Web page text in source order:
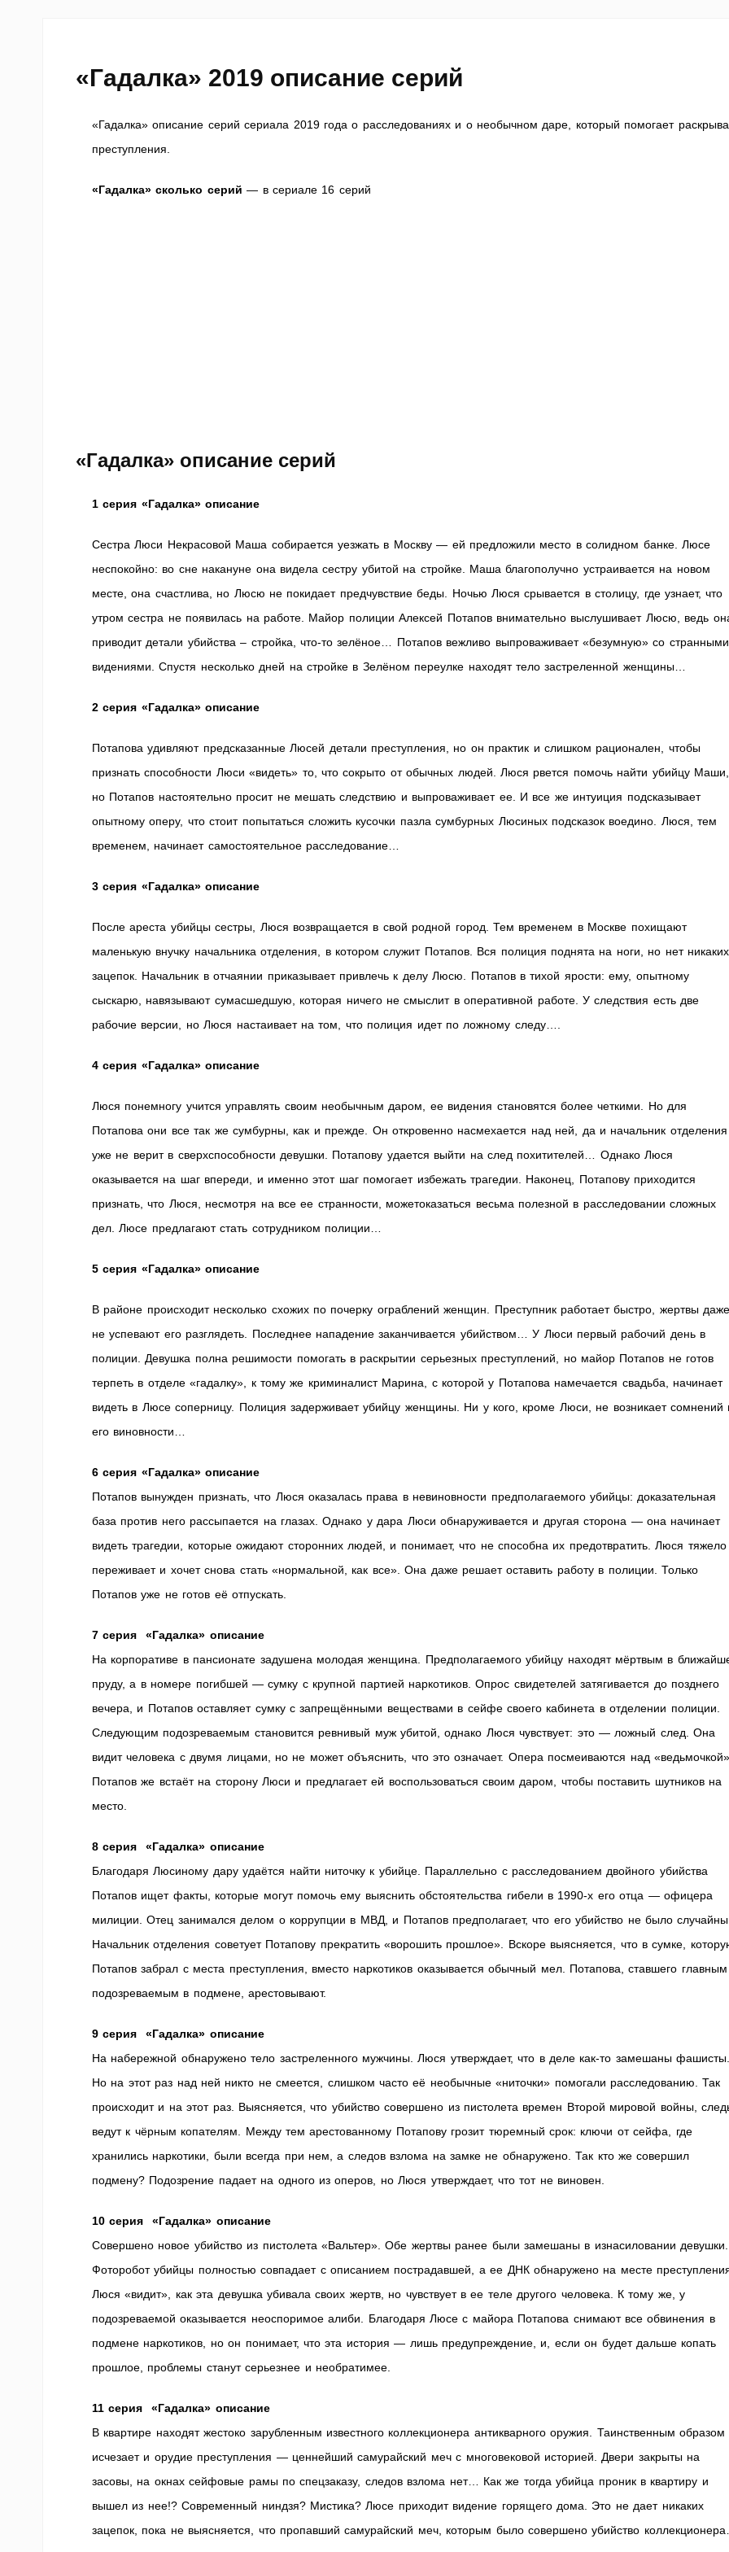
«Гадалка» 2019 описание серий
«Гадалка» описание серий сериала 2019 года о расследованиях и о необычном даре, который помогает
преступления.
«Гадалка» сколько серий — в сериале 16 серий
«Гадалка» описание серий
1 серия «Гадалка» описание
Сестра Люси Некрасовой Маша собирается уезжать в Москву — ей предложили место в солидном банке. Люсе
неспокойно: во сне накануне она видела сестру убитой на стройке. Маша благополучно устраивается на новом
месте, она счастлива, но Люсю не покидает предчувствие беды. Ночью Люся срывается в столицу, где узнает, что
утром сестра не появилась на работе. Майор полиции Алексей Потапов внимательно выслушивает Люсю, ведь
приводит детали убийства – стройка, что-то зелёное… Потапов вежливо выпроваживает «безумную» со странными
видениями. Спустя несколько дней на стройке в Зелёном переулке находят тело застреленной женщины…
2 серия «Гадалка» описание
Потапова удивляют предсказанные Люсей детали преступления, но он практик и слишком рационален, чтобы
признать способности Люси «видеть» то, что сокрыто от обычных людей. Люся рвется помочь найти убийцу Маши,
но Потапов настоятельно просит не мешать следствию и выпроваживает ее. И все же интуиция подсказывает
опытному оперу, что стоит попытаться сложить кусочки пазла сумбурных Люсиных подсказок воедино. Люся, тем
временем, начинает самостоятельное расследование…
3 серия «Гадалка» описание
После ареста убийцы сестры, Люся возвращается в свой родной город. Тем временем в Москве похищают
маленькую внучку начальника отделения, в котором служит Потапов. Вся полиция поднята на ноги, но нет никаких
зацепок. Начальник в отчаянии приказывает привлечь к делу Люсю. Потапов в тихой ярости: ему, опытному
сыскарю, навязывают сумасшедшую, которая ничего не смыслит в оперативной работе. У следствия есть две
рабочие версии, но Люся настаивает на том, что полиция идет по ложному следу….
4 серия «Гадалка» описание
Люся понемногу учится управлять своим необычным даром, ее видения становятся более четкими. Но для
Потапова они все так же сумбурны, как и прежде. Он откровенно насмехается над ней, да и начальник отделения
уже не верит в сверхспособности девушки. Потапову удается выйти на след похитителей… Однако Люся
оказывается на шаг впереди, и именно этот шаг помогает избежать трагедии. Наконец, Потапову приходится
признать, что Люся, несмотря на все ее странности, можетоказаться весьма полезной в расследовании сложных
дел. Люсе предлагают стать сотрудником полиции…
5 серия «Гадалка» описание
В районе происходит несколько схожих по почерку ограблений женщин. Преступник работает быстро, жертвы
не успевают его разглядеть. Последнее нападение заканчивается убийством… У Люси первый рабочий день в
полиции. Девушка полна решимости помогать в раскрытии серьезных преступлений, но майор Потапов не готов
терпеть в отделе «гадалку», к тому же криминалист Марина, с которой у Потапова намечается свадьба, начинает
видеть в Люсе соперницу. Полиция задерживает убийцу женщины. Ни у кого, кроме Люси, не возникает сомнений
его виновности…
6 серия «Гадалка» описание
Потапов вынужден признать, что Люся оказалась права в невиновности предполагаемого убийцы: доказательная
база против него рассыпается на глазах. Однако у дара Люси обнаруживается и другая сторона — она начинает
видеть трагедии, которые ожидают сторонних людей, и понимает, что не способна их предотвратить. Люся тяжело
переживает и хочет снова стать «нормальной, как все». Она даже решает оставить работу в полиции. Только
Потапов уже не готов её отпускать.
7 серия «Гадалка» описание
На корпоративе в пансионате задушена молодая женщина. Предполагаемого убийцу находят мёртвым в
пруду, а в номере погибшей — сумку с крупной партией наркотиков. Опрос свидетелей затягивается до позднего
вечера, и Потапов оставляет сумку с запрещёнными веществами в сейфе своего кабинета в отделении полиции.
Следующим подозреваемым становится ревнивый муж убитой, однако Люся чувствует: это — ложный след. Она
видит человека с двумя лицами, но не может объяснить, что это означает. Опера посмеиваются над
Потапов же встаёт на сторону Люси и предлагает ей воспользоваться своим даром, чтобы поставить шутников на
место.
8 серия «Гадалка» описание
Благодаря Люсиному дару удаётся найти ниточку к убийце. Параллельно с расследованием двойного убийства
Потапов ищет факты, которые могут помочь ему выяснить обстоятельства гибели в 1990-х его отца — офицера
милиции. Отец занимался делом о коррупции в МВД, и Потапов предполагает, что его убийство не было
Начальник отделения советует Потапову прекратить «ворошить прошлое». Вскоре выясняется, что в сумке,
Потапов забрал с места преступления, вместо наркотиков оказывается обычный мел. Потапова, ставшего главным
подозреваемым в подмене, арестовывают.
9 серия «Гадалка» описание
На набережной обнаружено тело застреленного мужчины. Люся утверждает, что в деле как-то замешаны
Но на этот раз над ней никто не смеется, слишком часто её необычные «ниточки» помогали расследованию. Так
происходит и на этот раз. Выясняется, что убийство совершено из пистолета времен Второй мировой войны,
ведут к чёрным копателям. Между тем арестованному Потапову грозит тюремный срок: ключи от сейфа, где
хранились наркотики, были всегда при нем, а следов взлома на замке не обнаружено. Так кто же совершил
подмену? Подозрение падает на одного из оперов, но Люся утверждает, что тот не виновен.
10 серия «Гадалка» описание
Совершено новое убийство из пистолета «Вальтер». Обе жертвы ранее были замешаны в изнасиловании девушки.
Фоторобот убийцы полностью совпадает с описанием пострадавшей, а ее ДНК обнаружено на месте
Люся «видит», как эта девушка убивала своих жертв, но чувствует в ее теле другого человека. К тому же, у
подозреваемой оказывается неоспоримое алиби. Благодаря Люсе с майора Потапова снимают все обвинения в
подмене наркотиков, но он понимает, что эта история — лишь предупреждение, и, если он будет дальше копать
прошлое, проблемы станут серьезнее и необратимее.
11 серия «Гадалка» описание
В квартире находят жестоко зарубленным известного коллекционера антикварного оружия. Таинственным образом
исчезает и орудие преступления — ценнейший самурайский меч с многовековой историей. Двери закрыты на
засовы, на окнах сейфовые рамы по спецзаказу, следов взлома нет… Как же тогда убийца проник в квартиру и
вышел из нее!? Современный ниндзя? Мистика? Люсе приходит видение горящего дома. Это не дает никаких
зацепок, пока не выясняется, что пропавший самурайский меч, которым было совершено убийство